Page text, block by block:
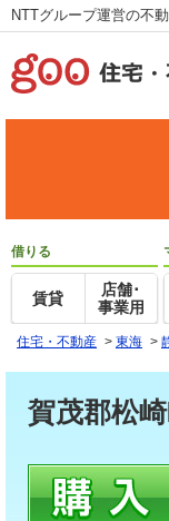
NTTグループ運営の不
借りる
賃貸
店舗･
事業用
住宅・不動産 > 東海 >
賀茂郡松